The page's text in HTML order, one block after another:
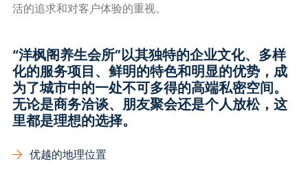
活的追求和对客户体验的重视。
“洋枫阁养生会所”以其独特的企业文化、多样
化的服务项目、鲜明的特色和明显的优势，成
为了城市中的一处不可多得的高端私密空间。
无论是商务洽谈、朋友聚会还是个人放松，这
里都是理想的选择。
优越的地理位置